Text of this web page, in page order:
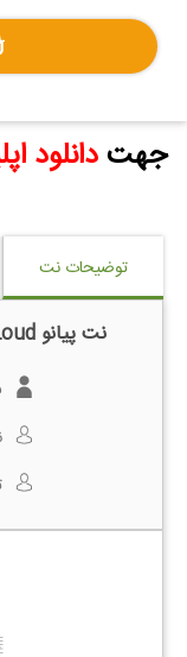
جهتدانلود
توضیحات نت
نت پیانو Thinking Out Loud از Ed Sheeran